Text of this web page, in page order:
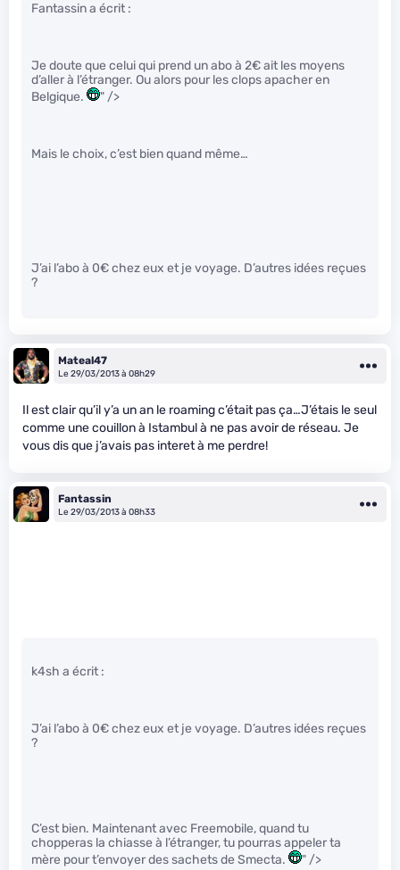
Fantassin a écrit :
Je doute que celui qui prend un abo à 2€ ait les moyens
d’aller à l’étranger. Ou alors pour les clops apacher en
Belgique.
" />
Mais le choix, c’est bien quand même…
J’ai l’abo à 0€ chez eux et je voyage. D’autres idées reçues
?
Mateal47
Le 29/03/2013 à 08h29
Il est clair qu’il y’a un an le roaming c’était pas ça…J’étais le seul
comme une couillon à Istambul à ne pas avoir de réseau. Je
vous dis que j’avais pas interet à me perdre!
Fantassin
Le 29/03/2013 à 08h33
k4sh a écrit :
J’ai l’abo à 0€ chez eux et je voyage. D’autres idées reçues
?
C’est bien. Maintenant avec Freemobile, quand tu
chopperas la chiasse à l’étranger, tu pourras appeler ta
mère pour t’envoyer des sachets de Smecta.
" />